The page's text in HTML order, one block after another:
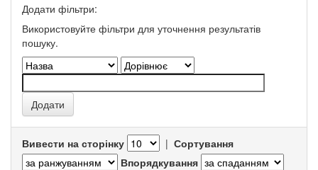
Додати фільтри:
Використовуйте фільтри для уточнення результатів
пошуку.
Вивести на сторінку | Сортування
Впорядкування